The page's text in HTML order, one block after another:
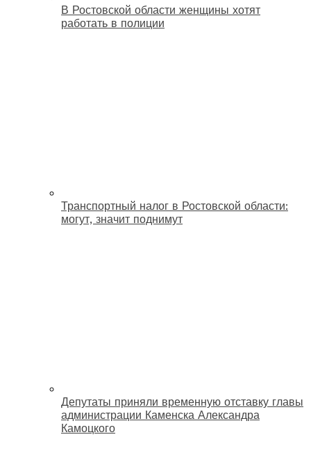
В Ростовской области женщины хотят
работать в полиции
Транспортный налог в Ростовской области:
могут, значит поднимут
Депутаты приняли временную отставку главы
администрации Каменска Александра
Камоцкого